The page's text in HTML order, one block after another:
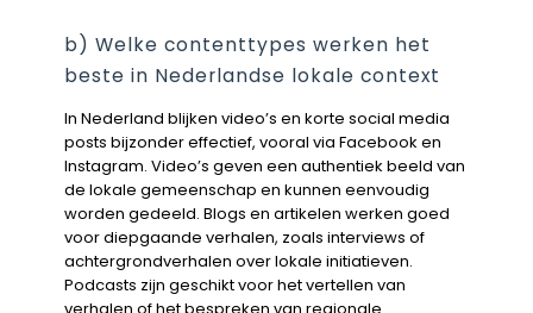
b) Welke contenttypes werken het
beste in Nederlandse lokale context
In Nederland blijken video’s en korte social media
posts bijzonder effectief, vooral via Facebook en
Instagram. Video’s geven een authentiek beeld van
de lokale gemeenschap en kunnen eenvoudig
worden gedeeld. Blogs en artikelen werken goed
voor diepgaande verhalen, zoals interviews of
achtergrondverhalen over lokale initiatieven.
Podcasts zijn geschikt voor het vertellen van